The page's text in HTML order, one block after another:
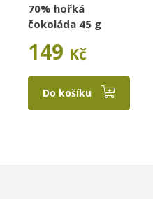
70% hořká
čokoláda 45 g
149 Kč
Do košíku